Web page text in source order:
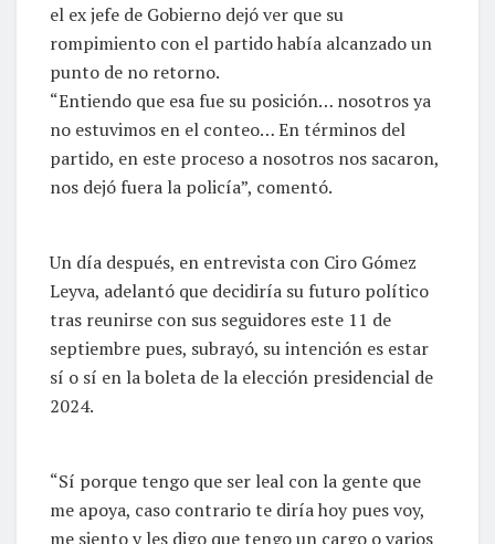
el ex jefe de Gobierno dejó ver que su
rompimiento con el partido había alcanzado un
punto de no retorno.
“Entiendo que esa fue su posición… nosotros ya
no estuvimos en el conteo… En términos del
partido, en este proceso a nosotros nos sacaron,
nos dejó fuera la policía”, comentó.
Un día después, en entrevista con Ciro Gómez
Leyva, adelantó que decidiría su futuro político
tras reunirse con sus seguidores este 11 de
septiembre pues, subrayó, su intención es estar
sí o sí en la boleta de la elección presidencial de
2024.
“Sí porque tengo que ser leal con la gente que
me apoya, caso contrario te diría hoy pues voy,
me siento y les digo que tengo un cargo o varios